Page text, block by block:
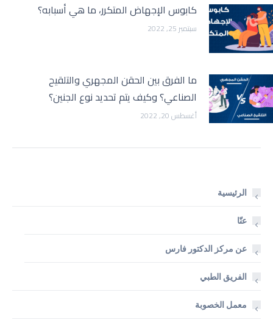
كابوس الإجهاض المتكرر، ما هي أسبابه؟
سبتمبر 25, 2022
ما الفرق بين الحقن المجهري والتلقيح
الصناعي؟ وكيف يتم تحديد نوع الجنين؟
أغسطس 20, 2022
الرئيسية
عنّا
عن مركز الدكتور فارس
الفريق الطبي
معمل الخصوبة